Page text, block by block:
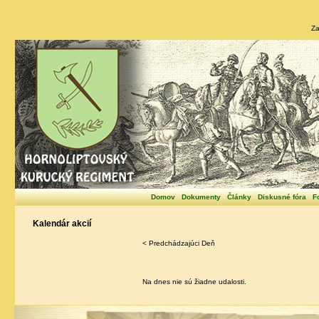
Domov Dokumenty Články Diskusné fóra
Kalendár akcií
< Predchádzajúci Deň
Na dnes nie sú žiadne udalosti.